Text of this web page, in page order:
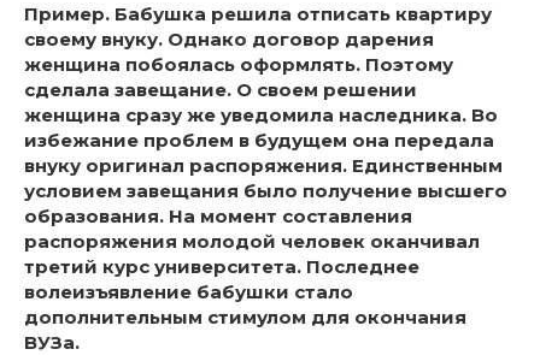
Пример. Бабушка решила отписать квартиру
своему внуку. Однако договор дарения
женщина побоялась оформлять. Поэтому
сделала завещание. О своем решении
женщина сразу же уведомила наследника. Во
избежание проблем в будущем она передала
внуку оригинал распоряжения. Единственным
условием завещания было получение высшего
образования. На момент составления
распоряжения молодой человек оканчивал
третий курс университета. Последнее
волеизъявление бабушки стало
дополнительным стимулом для окончания
ВУЗа.